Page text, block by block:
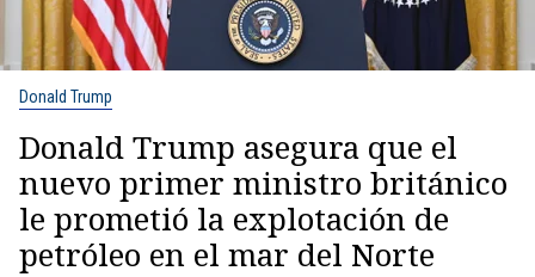
Donald Trump
Donald Trump asegura que el
nuevo primer ministro británico
le prometió la explotación de
petróleo en el mar del Norte